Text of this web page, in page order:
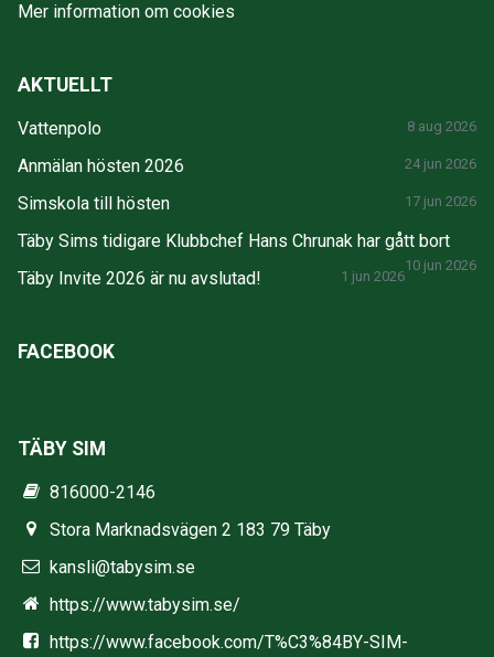
Mer information om cookies
AKTUELLT
Vattenpolo 8 aug 2026
Anmälan hösten 2026 24 jun 2026
Simskola till hösten 17 jun 2026
Täby Sims tidigare Klubbchef Hans Chrunak har gått bort
10 jun 2026
Täby Invite 2026 är nu avslutad! 1 jun 2026
FACEBOOK
TÄBY SIM
816000-2146
Stora Marknadsvägen 2 183 79 Täby
kansli@tabysim.se
https://www.tabysim.se/
https://www.facebook.com/T%C3%84BY-SIM-